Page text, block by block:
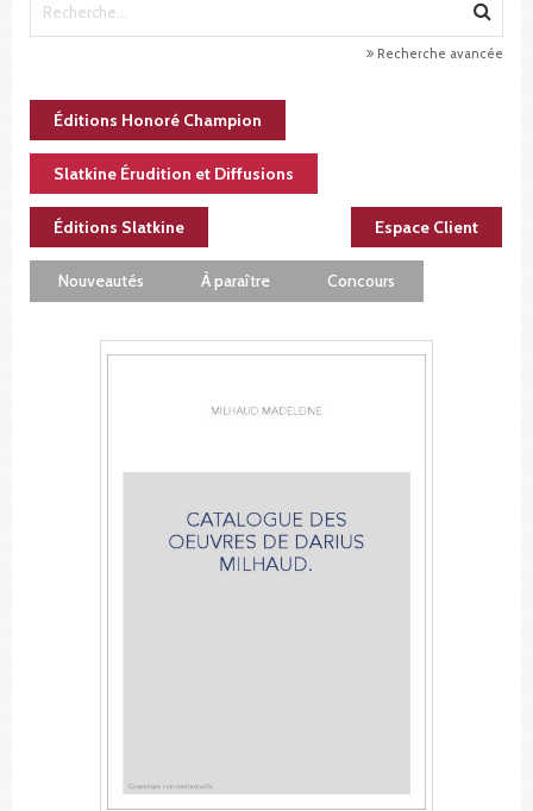
Recherche avancée
Éditions Honoré Champion
Slatkine Érudition et Diffusions
Éditions Slatkine Espace Client
Nouveautés À paraître Concours